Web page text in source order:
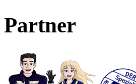
Partner